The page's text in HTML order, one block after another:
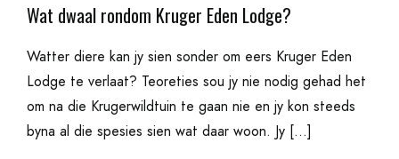
Wat dwaal rondom Kruger Eden Lodge?
Watter diere kan jy sien sonder om eers Kruger Eden
Lodge te verlaat? Teoreties sou jy nie nodig gehad het
om na die Krugerwildtuin te gaan nie en jy kon steeds
byna al die spesies sien wat daar woon. Jy […]